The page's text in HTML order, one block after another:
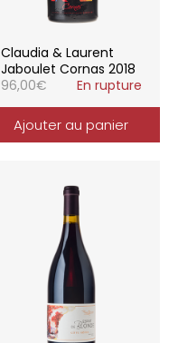
Claudia & Laurent
Jaboulet Cornas 2018
96,00€ En rupture
Ajouter au panier